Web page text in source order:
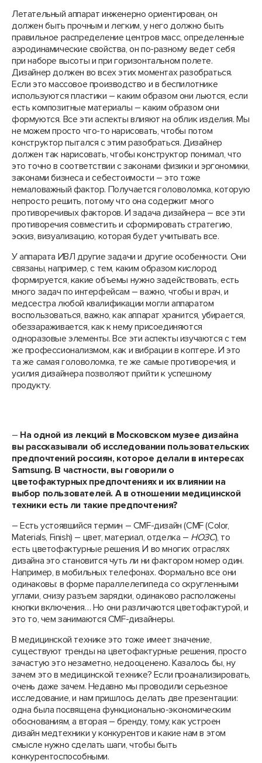
Летательный аппарат инженерно ориентирован, он
должен быть прочным и легким, у него должно быть
правильное распределение центров масс, определенные
аэродинамические свойства, он по-разному ведет себя
при наборе высоты и при горизонтальном полете.
Дизайнер должен во всех этих моментах разобраться.
Если это массовое производство и в беспилотнике
используются пластики – каким образом они льются, если
есть композитные материалы – каким образом они
формуются. Все эти аспекты влияют на облик изделия. Мы
не можем просто что-то нарисовать, чтобы потом
конструктор пытался с этим разобраться. Дизайнер
должен так нарисовать, чтобы конструктор понимал, что
это точно в соответствии с законами физики и эргономики,
законами бизнеса и себестоимости – это тоже
немаловажный фактор. Получается головоломка, которую
непросто решить, потому что она содержит много
противоречивых факторов. И задача дизайнера – все эти
противоречия совместить и сформировать стратегию,
эскиз, визуализацию, которая будет учитывать все.
У аппарата ИВЛ другие задачи и другие особенности. Они
связаны, например, с тем, каким образом кислород
формируется, какие объемы нужно задействовать, есть
много задач по интерфейсам – важно, чтобы и врач, и
медсестра любой квалификации могли аппаратом
воспользоваться, важно, как аппарат хранится, убирается,
обеззараживается, как к нему присоединяются
одноразовые элементы. Все эти аспекты изучаются с тем
же профессионализмом, как и вибрации в коптере. И это
та же самая головоломка, те же самые противоречия, и
усилия дизайнера позволяют прийти к успешному
продукту.
– На одной из лекций в Московском музее дизайна
вы рассказывали об исследовании пользовательских
предпочтений россиян, которое делали в интересах
Samsung. В частности, вы говорили о
цветофактурных предпочтениях и их влиянии на
выбор пользователей. А в отношении медицинской
техники есть ли такие предпочтения?
– Есть устоявшийся термин – CMF-дизайн (CMF (Color,
Materials, Finish) – цвет, материал, отделка – НОЗС), то
есть цветофактурные решения. И во многих отраслях
дизайна это становится чуть ли ни фактором номер один.
Например, в мобильных телефонах. Формально все они
одинаковы: в форме параллелепипеда со скругленными
углами, снизу разъем зарядки, одинаково расположены
кнопки включения… Но они различаются цветофактурой, и
это то, чем занимаются CMF-дизайнеры.
В медицинской технике это тоже имеет значение,
существуют тренды на цветофактурные решения, просто
зачастую это незаметно, недооценено. Казалось бы, ну
зачем это в медицинской технике? Если проанализировать,
очень даже зачем. Недавно мы проводили серьезное
исследование, и нам пришлось делать две презентации:
одна была посвящена функционально-экономическим
обоснованиям, а вторая – бренду, тому, как устроен
дизайн медтехники у конкурентов и какие нам в этом
смысле нужно сделать шаги, чтобы быть
конкурентоспособными.